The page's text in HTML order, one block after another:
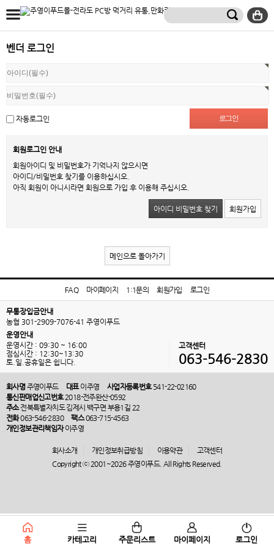
벤더 로그인
자동로그인
회원로그인 안내
회원아이디 및 비밀번호가 기억나지 않으시면
아이디/비밀번호 찾기를 이용하십시오.
아직 회원이 아니시라면 회원으로 가입 후 이용해 주십시오.
아이디 비밀번호 찾기 회원가입
메인으로 돌아가기
홈 카테고리 주문리스트 마이페이지 로그인
FAQ 마이페이지 1:1문의 회원가입 로그인
무통장입금안내
농협 301-2909-7076-41 주영이푸드
운영안내
운영시간 : 09:30 ~ 16:00
점심시간 : 12:30~13:30
토.일.공휴일은 쉽니다.
고객센터
063-546-2830
회사명주영이푸드 대표이주영 사업자등록번호541-22-02160
통신판매업신고번호2018-전주완산-0592
주소전북특별자치도 김제시 백구면 부용1길 22
전화063-546-2830 팩스063-715-4563
개인정보관리책임자이주영
회사소개 개인정보취급방침 이용약관
고객센터
Copyright ⓒ 2001~2026 주영이푸드. All Rights Reserved.